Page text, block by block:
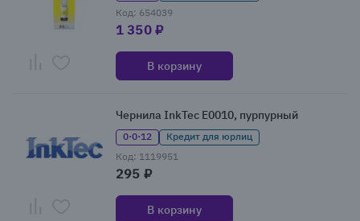
Код: 654039
1 350 ₽
В корзину
Чернила InkTec E0010, пурпурный
0·0·12
Кредит для юрлиц
Код: 1119951
295 ₽
В корзину